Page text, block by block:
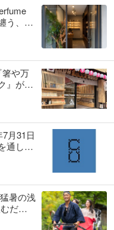
う、新
や万
』が
2店舗
月31日
通し
暑の浅
だ
本の食